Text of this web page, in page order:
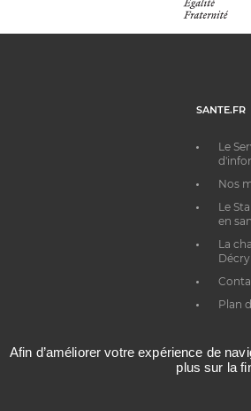
SANTE.FR
Le
Nos
Le
en
La
Plan
Afin d’améliorer votre expérience de
plus sur la